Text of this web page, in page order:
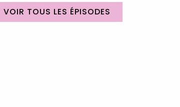
VOIR TOUS LES ÉPISODES